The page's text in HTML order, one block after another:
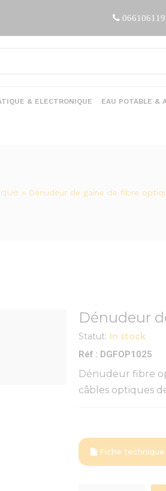
& ELECTRONIQUE EAU POTABLE &
» Dénudeur de gaine de fibre
Dénudeur
Statut: In stock
Réf : DGFOP1025
Dénudeur fibre
câbles optiques
Fiche technique